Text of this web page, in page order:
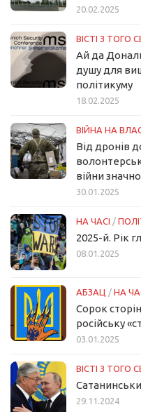
20.02.2025
ВІСТІ З ТОГО
Ай да
душу для
політикуму
18.02.2025
ВІЙНА НА
Від дронів
війни
30.01.2025
НА ЧАСІ /
2025-й. Рік
08.01.2025
АБЗАЦ / НА
Сорок
російську
03.01.2025
ВІСТІ З ТОГО
29.11.2024